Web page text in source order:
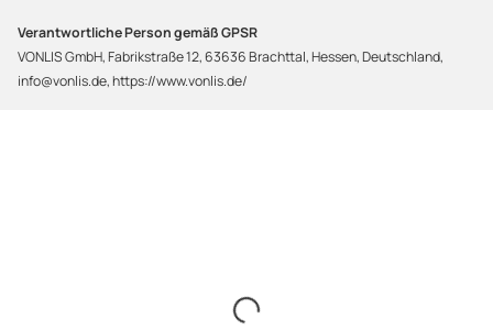
Verantwortliche Person gemäß GPSR
VONLIS GmbH, Fabrikstraße 12, 63636 Brachttal, Hessen, Deutschland,
info@vonlis.de, https://www.vonlis.de/